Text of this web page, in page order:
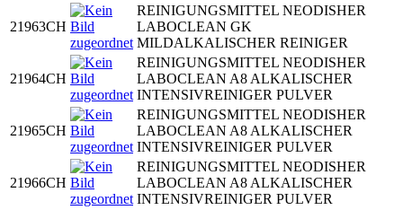
21963CH
REINIGUNGSMITTEL NEODISHER
LABOCLEAN GK
MILDALKALISCHER REINIGER
21964CH
REINIGUNGSMITTEL NEODISHER
LABOCLEAN A8 ALKALISCHER
INTENSIVREINIGER PULVER
21965CH
REINIGUNGSMITTEL NEODISHER
LABOCLEAN A8 ALKALISCHER
INTENSIVREINIGER PULVER
21966CH
REINIGUNGSMITTEL NEODISHER
LABOCLEAN A8 ALKALISCHER
INTENSIVREINIGER PULVER